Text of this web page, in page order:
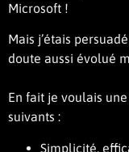
Microsoft !
Mais j’étais
doute aussi évolué
En fait je voulais
suivants :
Simplicité,